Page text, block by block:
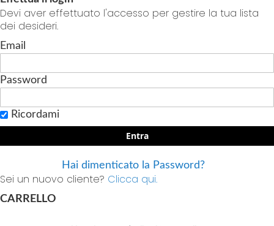
Devi aver effettuato l'accesso per gestire la tua lista
dei desideri.
Email
Password
Ricordami
Entra
Hai dimenticato la Password?
Sei un nuovo cliente? Clicca qui.
CARRELLO